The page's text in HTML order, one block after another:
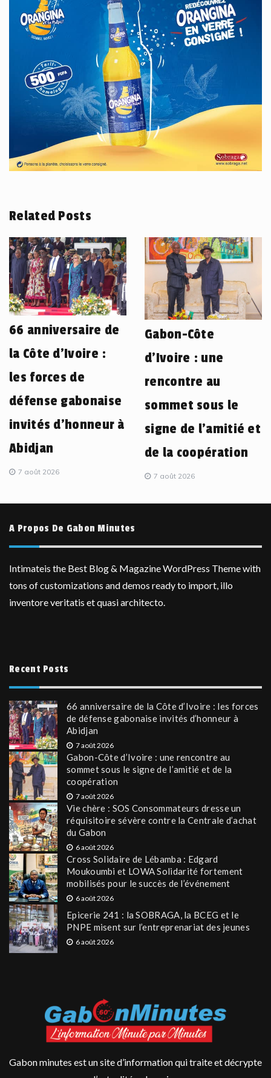
Related Posts
66 anniversaire de
la Côte d’Ivoire :
les forces de
défense gabonaise
invités d’honneur à
Abidjan
7 août 2026
Gabon-Côte
d’Ivoire : une
rencontre au
sommet sous le
signe de l’amitié et
de la coopération
7 août 2026
A Propos De Gabon Minutes
Intimateis the Best Blog & Magazine WordPress Theme with
tons of customizations and demos ready to import, illo
inventore veritatis et quasi architecto.
Recent Posts
66 anniversaire de la Côte d’Ivoire : les forces
de défense gabonaise invités d’honneur à
Abidjan
7 août 2026
Gabon-Côte d’Ivoire : une rencontre au
sommet sous le signe de l’amitié et de la
coopération
7 août 2026
Vie chère : SOS Consommateurs dresse un
réquisitoire sévère contre la Centrale d’achat
du Gabon
6 août 2026
Cross Solidaire de Lébamba : Edgard
Moukoumbi et LOWA Solidarité fortement
mobilisés pour le succès de l’événement
6 août 2026
Epicerie 241 : la SOBRAGA, la BCEG et le
PNPE misent sur l’entreprenariat des jeunes
6 août 2026
Gabon minutes est un site d’information qui traite et décrypte